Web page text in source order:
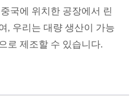
국에 위치한 공장에서 린
, 우리는 대량 생산이 가능
로 제조할 수 있습니다.